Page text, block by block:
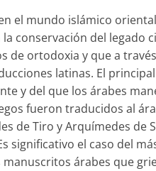
el mundo islámico
conservación del legado
de ortodoxia y que a
latinas. El
y del que los árabes
fueron traducidos al
de Tiro y Arquímedes de
significativo el caso del
árabes que